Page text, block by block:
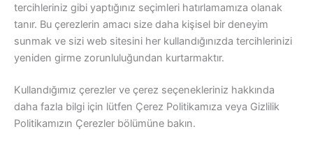
tercihleriniz gibi yaptığınız seçimleri hatırlamamıza olanak
tanır. Bu çerezlerin amacı size daha kişisel bir deneyim
sunmak ve sizi web sitesini her kullandığınızda tercihlerinizi
yeniden girme zorunluluğundan kurtarmaktır.
Kullandığımız çerezler ve çerez seçenekleriniz hakkında
daha fazla bilgi için lütfen Çerez Politikamıza veya Gizlilik
Politikamızın Çerezler bölümüne bakın.